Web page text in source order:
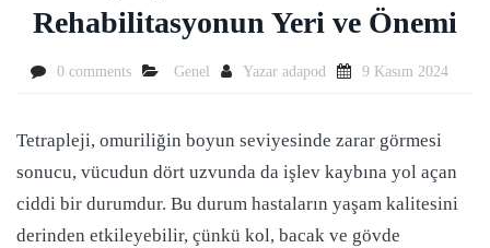
Rehabilitasyonun Yeri ve Önemi
0 comments Genel Yazar adapod 9 Kasım 2024
Tetrapleji, omuriliğin boyun seviyesinde zarar görmesi
sonucu, vücudun dört uzvunda da işlev kaybına yol açan
ciddi bir durumdur. Bu durum hastaların yaşam kalitesini
derinden etkileyebilir, çünkü kol, bacak ve gövde